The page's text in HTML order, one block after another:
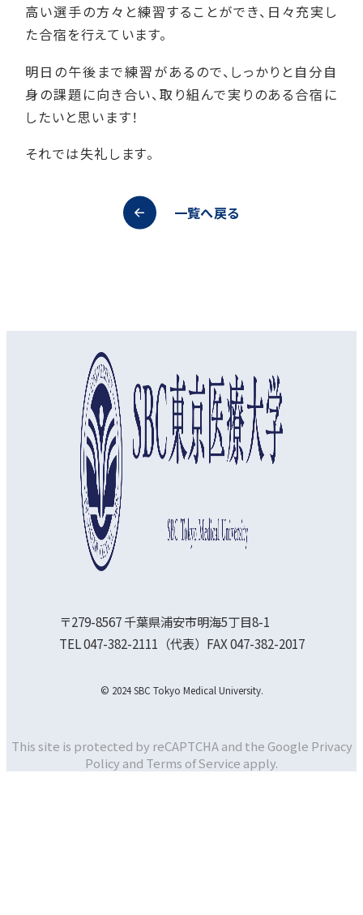
高い選手の方々と練習することができ、日々充実し
た合宿を行えています。
明日の午後まで練習があるので、しっかりと自分自
身の課題に向き合い、取り組んで実りのある合宿に
したいと思います！
それでは失礼します。
一覧へ戻る
〒279-8567 千葉県浦安市明海5丁目8-1
TEL 047-382-2111（代表）FAX 047-382-2017
© 2024 SBC Tokyo Medical University.
This site is protected by reCAPTCHA and the Google Privacy
Policy and Terms of Service apply.